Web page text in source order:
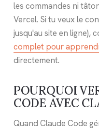
les commandes ni
Vercel. Si tu veux le
jusqu'au site en ligne),
complet pour
directement.
POURQUOI
CODE AVEC
Quand Claude Code